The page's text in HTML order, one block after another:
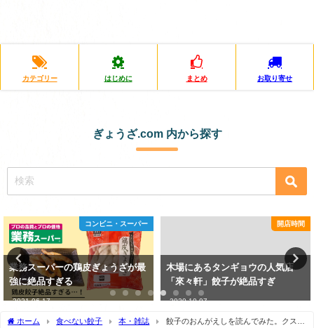
カテゴリー はじめに まとめ お取り寄せ
ぎょうざ.com 内から探す
コンビニ・スーパー
業務スーパーの鶏皮ぎょうざが最
強に絶品すぎる
2021-06-17
開店時間
木場にあるタンギョウの人気店
「來々軒」餃子が絶品すぎ
2020-10-07
ホーム 食べない餃子 本・雑誌
餃子のおんがえしを読んでみた。クスッ